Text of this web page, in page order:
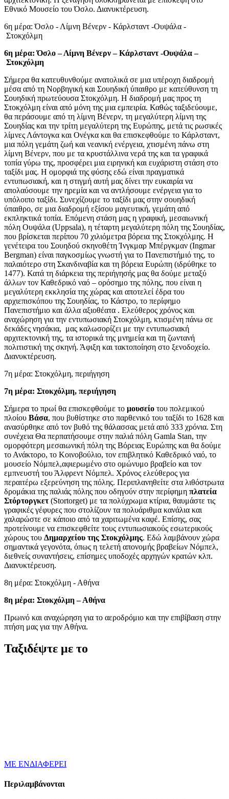
Εθνικό Μουσείο του Όσλο. Διανυκτέρευση.
6η μέρα: Όσλο - Λίμνη Βένερν - Κάρλσταντ -Ουψάλα -
Στοκχόλμη
6η μέρα: Όσλο – Λίμνη Βένερν – Κάρλσταντ -Ουψάλα –
Στοκχόλμη
Σήμερα θα κατευθυνθούμε ανατολικά σε μια υπέροχη διαδρομή
μέσα από τη Νορβηγική και Σουηδική ύπαιθρο με κατεύθυνση τη
Σουηδική πρωτεύουσα Στοκχόλμη. Η διαδρομή μας προς τη
Στοκχόλμη είναι από μόνη της μια εμπειρία. Καθώς ταξιδεύουμε,
θα περάσουμε από τη λίμνη Βένερν, τη μεγαλύτερη λίμνη της
Σουηδίας και την τρίτη μεγαλύτερη της Ευρώπης, μετά τις ρωσικές
λίμνες Λάντογκα και Ονέγκα και θα επισκεφθούμε το Κάρλσταντ,
μια πόλη γεμάτη ζωή και νεανική ενέργεια, χτισμένη πάνω στη
λίμνη Βένερν, που με τα κρυστάλλινα νερά της και τα γραφικά
τοπία γύρω της, προσφέρει μια ειρηνική και ευχάριστη στάση στο
ταξίδι μας. Η ομορφιά της φύσης εδώ είναι πραγματικά
εντυπωσιακή, και η στιγμή αυτή μας δίνει την ευκαιρία να
απολαύσουμε την ηρεμία και να αντλήσουμε ενέργεια για το
υπόλοιπο ταξίδι. Συνεχίζουμε το ταξίδι μας στην σουηδική
ύπαιθρο, σε μια διαδρομή εξίσου μαγευτική, γεμάτη από
εκπληκτικά τοπία. Επόμενη στάση μας η γραφική, μεσαιωνική
πόλη Ουψάλα (Uppsala), η τέταρτη μεγαλύτερη πόλη της Σουηδίας,
που βρίσκεται περίπου 70 χιλιόμετρα βόρεια της Στοκχόλμης. Η
γενέτειρα του Σουηδού σκηνοθέτη Ίνγκμαρ Μπέργκμαν (Ingmar
Bergman) είναι παγκοσμίως γνωστή για το Πανεπιστήμιό της, το
παλαιότερο στη Σκανδιναβία και τη βόρεια Ευρώπη (ιδρύθηκε το
1477). Κατά τη διάρκεια της περιήγησής μας θα δούμε μεταξύ
άλλων τον Καθεδρικό ναό – ορόσημο της πόλης, που είναι η
μεγαλύτερη εκκλησία της χώρας και αποτελεί έδρα του
αρχιεπισκόπου της Σουηδίας, το Κάστρο, το περίφημο
Πανεπιστήμιο και άλλα αξιοθέατα . Ελεύθερος χρόνος και
αναχώρηση για την εντυπωσιακή Στοκχόλμη, κτισμένη πάνω σε
δεκάδες νησάκια, μας καλωσορίζει με την εντυπωσιακή
αρχιτεκτονική της, τα ιστορικά της μνημεία και τη ζωντανή
πολιτιστική της σκηνή. Άφιξη και τακτοποίηση στο ξενοδοχείο.
Διανυκτέρευση.
7η μέρα: Στοκχόλμη, περιήγηση
7η μέρα: Στοκχόλμη, περιήγηση
Σήμερα το πρωί θα επισκεφθούμε το μουσείο του πολεμικού
πλοίου Βάσα, που βυθίστηκε στο παρθενικό του ταξίδι το 1628 και
ανασύρθηκε από τον βυθό της θάλασσας μετά από 333 χρόνια. Στη
συνέχεια Θα περπατήσουμε στην παλιά πόλη Gamla Stan, την
ομορφότερη μεσαιωνική πόλη της Βόρειας Ευρώπης και θα δούμε
το Ανάκτορο, το Κοινοβούλιο, τον επιβλητικό Καθεδρικό ναό, το
μουσείο Νόμπελ,αφιερωμένο στο ομώνυμο βραβείο και τον
εμπνευστή του Άλφρεντ Νόμπελ. Χρόνος ελεύθερος για
περαιτέρω εξερεύνηση της πόλης. Περιπλανηθείτε στα λιθόστρωτα
δρομάκια της παλιάς πόλης που οδηγούν στην περίφημη πλατεία
Στόρτοργκετ(Stortorget) με τα πολύχρωμα κτίρια, θαυμάστε τις
γραφικές γέφυρες που στολίζουν τα πολυάριθμα κανάλια και
χαλαρώστε σε κάποιο από τα χαριτωμένα καφέ. Επίσης, σας
προτείνουμε να επισκεφθείτε τους εντυπωσιακούς εσωτερικούς
χώρους του Δημαρχείου της Στοκχόλμης. Εδώ λαμβάνουν χώρα
σημαντικά γεγονότα, όπως η τελετή απονομής βραβείων Νόμπελ,
διεθνείς συναντήσεις, επίσημες υποδοχές αρχηγών κρατών κλπ.
Διανυκτέρευση.
8η μέρα: Στοκχόλμη - Αθήνα
8η μέρα: Στοκχόλμη – Αθήνα
Πρωινό και αναχώρηση για το αεροδρόμιο και την επιβίβαση στην
πτήση μας για την Αθήνα.
Ταξιδέψτε με το
ΜΕ ΕΝΔΙΑΦΕΡΕΙ
Περιλαμβάνονται